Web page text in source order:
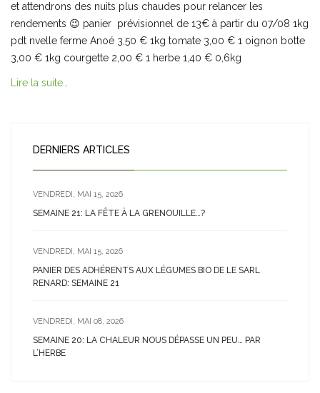
et attendrons des nuits plus chaudes pour relancer les
rendements 😉 panier prévisionnel de 13€ à partir du 07/08 1kg
pdt nvelle ferme Anoé 3,50 € 1kg tomate 3,00 € 1 oignon botte
3,00 € 1kg courgette 2,00 € 1 herbe 1,40 € 0,6kg
Lire la suite…
DERNIERS ARTICLES
VENDREDI, MAI 15, 2026
SEMAINE 21: LA FÊTE À LA GRENOUILLE…?
VENDREDI, MAI 15, 2026
PANIER DES ADHÉRENTS AUX LÉGUMES BIO DE LE SARL
RENARD: SEMAINE 21
VENDREDI, MAI 08, 2026
SEMAINE 20: LA CHALEUR NOUS DÉPASSE UN PEU… PAR
L’HERBE